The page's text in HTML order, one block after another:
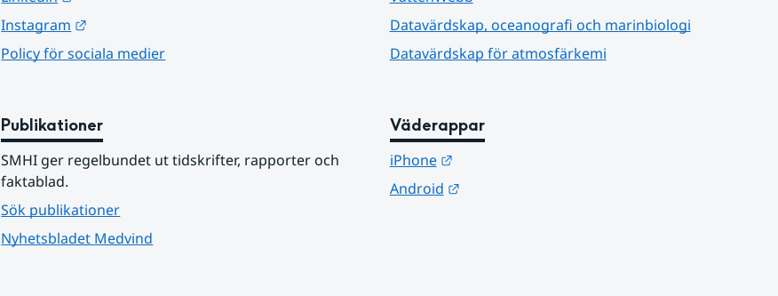
Instagram
Policy för sociala medier
Datavärdskap, oceanografi och marinbiologi
Datavärdskap för atmosfärkemi
Publikationer
SMHI ger regelbundet ut tidskrifter, rapporter och
faktablad.
Sök publikationer
Nyhetsbladet Medvind
Väderappar
iPhone
Länk till annan webbplats.
Android
Länk till annan webbplats.